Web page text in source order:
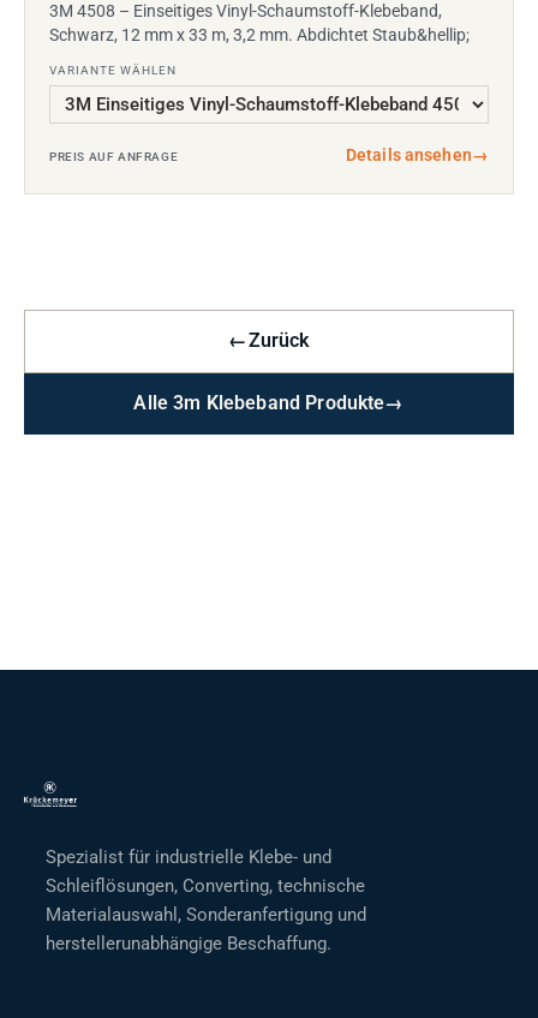
3M 4508 – Einseitiges Vinyl-Schaumstoff-Klebeband,
Schwarz, 12 mm x 33 m, 3,2 mm. Abdichtet Staub&hellip;
VARIANTE WÄHLEN
PREIS AUF ANFRAGE Details ansehen→
←Zurück
Alle 3m Klebeband Produkte→
Spezialist für industrielle Klebe- und
Schleiflösungen, Converting, technische
Materialauswahl, Sonderanfertigung und
herstellerunabhängige Beschaffung.